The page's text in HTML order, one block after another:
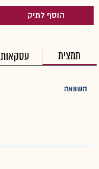
הוסף לתיק
תמצית עסקאות
השוואה